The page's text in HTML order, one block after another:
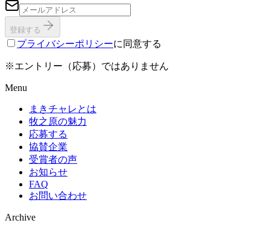
登録する
プライバシーポリシーに同意する
※エントリー（応募）ではありません
Menu
まきチャレとは
牧之原の魅力
応募する
協賛企業
受賞者の声
お知らせ
FAQ
お問い合わせ
Archive